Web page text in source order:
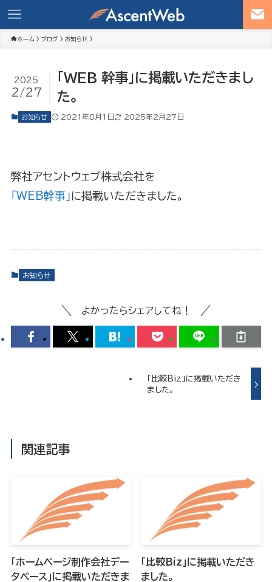
ホーム ブログ お知らせ
「WEB 幹事」に掲載いただきまし
た。
2025
2/27
お知らせ 2021年8月1日 2025年2月27日
弊社アセントウェブ株式会社を
「WEB幹事」に掲載いただきました。
お知らせ
よかったらシェアしてね！
「比較Biz」に掲載いただき
ました。
関連記事
「ホームページ制作会社デー
タベース」に掲載いただきま
「比較Biz」に掲載いただき
ました。